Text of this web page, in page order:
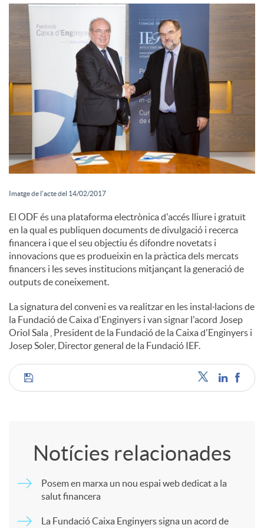
l
Imatge de l'acte del 14/02/2017
El ODF és una plataforma electrònica d'accés lliure i gratuït
en la qual es publiquen documents de divulgació i recerca
financera i que el seu objectiu és difondre novetats i
innovacions que es produeixin en la pràctica dels mercats
financers i les seves institucions mitjançant la generació de
outputs de coneixement.
La signatura del conveni es va realitzar en les instal·lacions de
la Fundació de Caixa d'Enginyers i van signar l'acord Josep
Oriol Sala , President de la Fundació de la Caixa d'Enginyers i
Josep Soler, Director general de la Fundació IEF.
C
m
Notícies relacionades
Posem en marxa un nou espai web dedicat a la
salut financera
La Fundació Caixa Enginyers signa un acord de